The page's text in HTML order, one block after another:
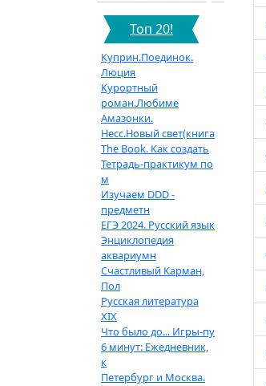
Топ 20!
Куприн.Поединок.
Люция
Курортный
роман.Любиме
Амазонки.
Несс.Новый свет(книга
The Book. Как создать
Тетрадь-практикум по
м
Изучаем DDD -
предметн
ЕГЭ 2024. Русский язык
Энциклопедия
аквариумн
Счастливый Карман,
Пол
Русская литература
XIX
Что было до... Игры-пу
6 минут: Ежедневник,
к
Петербург и Москва.